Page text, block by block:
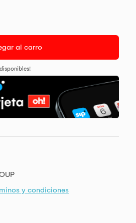
al carro
y condiciones